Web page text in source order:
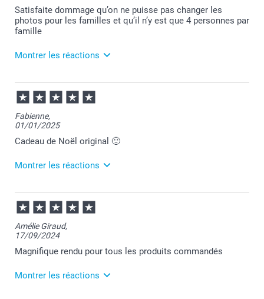
Satisfaite dommage qu’on ne puisse pas changer les
photos pour les familles et qu’il n’y est que 4 personnes par
famille
Montrer les réactions
09/10/2025
08:45
Bonjour Marie,
Merci pour votre commande du jeu des familles, oui
le jeu est ainsi imprimé mais je ne manquerai pas à
faire remonter votre suggestion auprès du service
concerné.
Je reste à votre écoute et vous souhaite une belle
Cordialement,
Florence@smartphoto
Fabienne,
01/01/2025
Cadeau de Noël original 🙂
Montrer les réactions
06/02/2025
11:03
Merci Fabienne pour votre commande et je suis
ravie que votre cadeau ait plu.
Au plaisir de vous retrouver pour de nouvelles
créations!
Passez une belle journée.
Cordialement,
Florence@smartphoto
Amélie Giraud,
17/09/2024
Magnifique rendu pour tous les produits commandés
Montrer les réactions